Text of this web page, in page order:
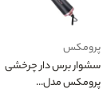
پرومکس
سشوار برس دار چرخشی
پرومکس مدل...